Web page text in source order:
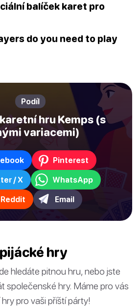
balíček karet pro
do you need to play
Podíl
hru Kemps (s
variacemi)
Pinterest
/ X WhatsApp
Reddit Email
hry
hledáte pitnou hru, nebo jste
společenské hry. Máme pro vás
pro vaši příští párty!